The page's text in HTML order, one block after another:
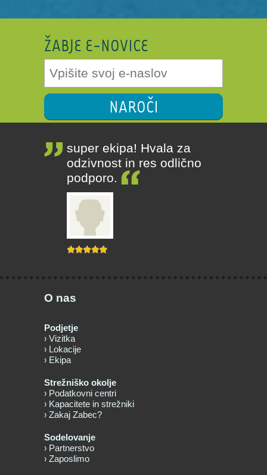
ŽABJE E-NOVICE
NAROČI
super ekipa! Hvala za
odzivnost in res odlično
podporo.
O nas
Podjetje
Vizitka
Lokacije
Ekipa
Strežniško okolje
Podatkovni centri
Kapacitete in strežniki
Zakaj Zabec?
Sodelovanje
Partnerstvo
Zaposlimo